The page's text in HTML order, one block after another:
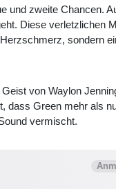
und zweite Chancen.
Diese verletzlichen
sondern
von Waylon
dass Green mehr als
vermischt.